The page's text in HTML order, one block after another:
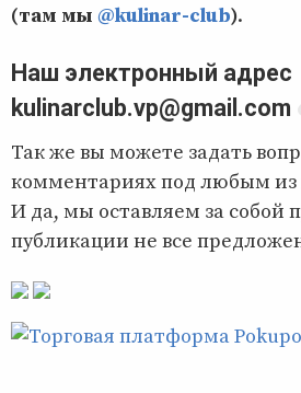
(там мы @kulinar-club).
Наш электронный адрес
kulinarclub.vp@gmail.com
Так же вы можете задать
комментариях под любым из
И да, мы оставляем за собой
публикации не все